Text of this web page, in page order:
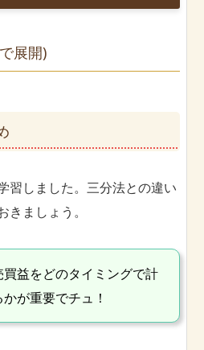
展開)
習しました。三分法との違い
ましょう。
買益をどのタイミングで計
が重要でチュ！